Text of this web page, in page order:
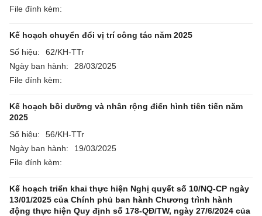
File đính kèm:
Kế hoạch chuyển đổi vị trí công tác năm 2025
Số hiệu:
62/KH-TTr
Ngày ban hành:
28/03/2025
File đính kèm:
Kế hoạch bồi dưỡng và nhân rộng điển hình tiên tiến năm
2025
Số hiệu:
56/KH-TTr
Ngày ban hành:
19/03/2025
File đính kèm:
Kế hoạch triển khai thực hiện Nghị quyết số 10/NQ-CP ngày
13/01/2025 của Chính phủ ban hành Chương trình hành
động thực hiện Quy định số 178-QĐ/TW, ngày 27/6/2024 của